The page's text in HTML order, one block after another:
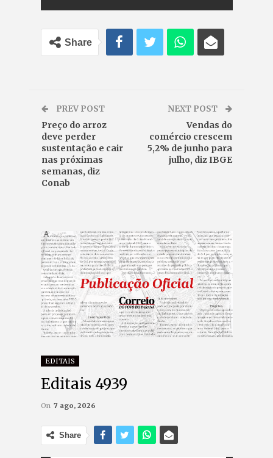
Share
PREV POST
Preço do arroz
deve perder
sustentação e cair
nas próximas
semanas, diz
Conab
NEXT POST
Vendas do
comércio crescem
5,2% de junho para
julho, diz IBGE
EDITAIS
Editais 4939
On 7 ago, 2026
Share